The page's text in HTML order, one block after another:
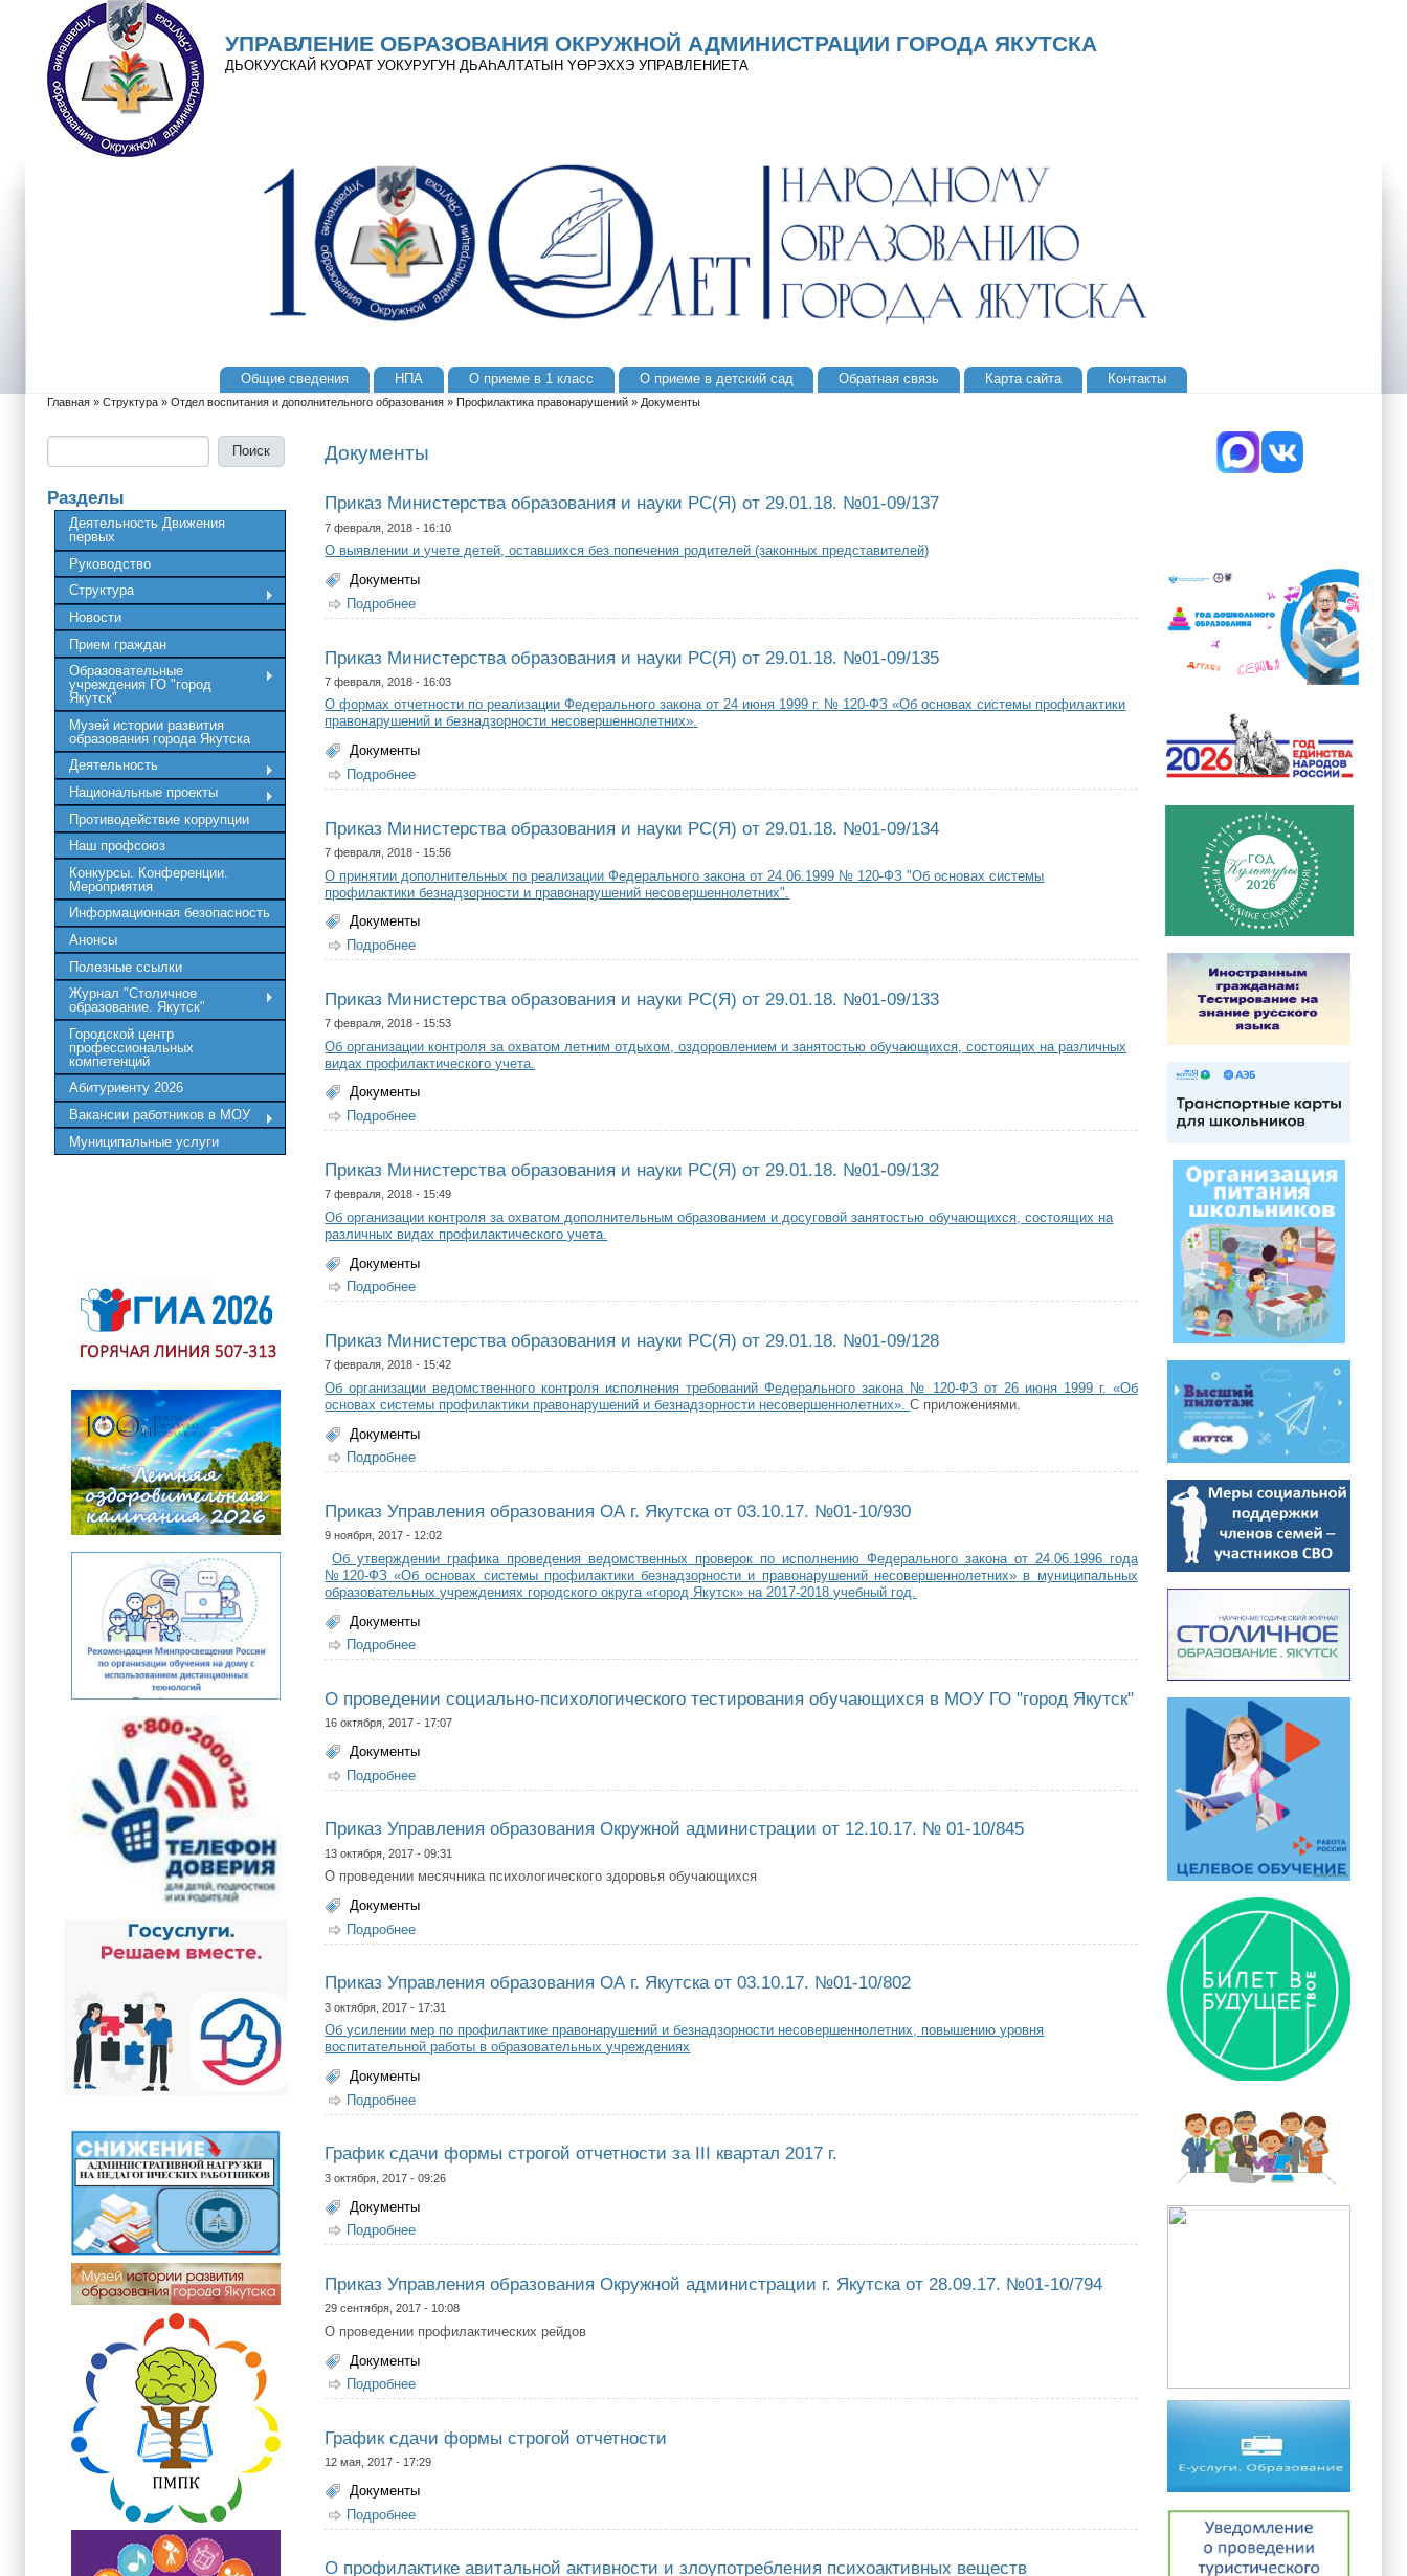
Перейти к основному содержанию
Skip to search
УПРАВЛЕНИЕ ОБРАЗОВАНИЯ ОКРУЖНОЙ АДМИНИСТРАЦИИ ГОРОДА ЯКУТСКА
ДЬОКУУСКАЙ КУОРАТ УОКУРУГУН ДЬАҺАЛТАТЫН YӨРЭХХЭ УПРАВЛЕНИЕТА
Общие сведения НПА О приеме в 1 класс О приеме в детский сад Обратная связь Карта сайта Контакты
Вы здесь
Главная » Структура » Отдел воспитания и дополнительного образования » Профилактика правонарушений » Документы
Разделы
Деятельность Движения
первых
Руководство
Структура
Новости
Прием граждан
Образовательные
учреждения ГО "город
Якутск"
Музей истории развития
образования города Якутска
Деятельность
Национальные проекты
Противодействие коррупции
Наш профсоюз
Конкурсы. Конференции.
Мероприятия
Информационная безопасность
Анонсы
Полезные ссылки
Журнал "Столичное
образование. Якутск"
Городской центр
профессиональных
компетенций
Абитуриенту 2026
Вакансии работников в МОУ
Муниципальные услуги
Документы
Приказ Министерства образования и науки РС(Я) от 29.01.18. №01-09/137
7 февраля, 2018 - 16:10
О выявлении и учете детей, оставшихся без попечения родителей (законных представителей)
Документы
Подробнее
Приказ Министерства образования и науки РС(Я) от 29.01.18. №01-09/135
7 февраля, 2018 - 16:03
О формах отчетности по реализации Федерального закона от 24 июня 1999 г. № 120-ФЗ «Об основах системы профилактики
правонарушений и безнадзорности несовершеннолетних».
Документы
Подробнее
Приказ Министерства образования и науки РС(Я) от 29.01.18. №01-09/134
7 февраля, 2018 - 15:56
О принятии дополнительных по реализации Федерального закона от 24.06.1999 № 120-ФЗ "Об основах системы
профилактики безнадзорности и правонарушений несовершеннолетних".
Документы
Подробнее
Приказ Министерства образования и науки РС(Я) от 29.01.18. №01-09/133
7 февраля, 2018 - 15:53
Об организации контроля за охватом летним отдыхом, оздоровлением и занятостью обучающихся, состоящих на различных
видах профилактического учета.
Документы
Подробнее
Приказ Министерства образования и науки РС(Я) от 29.01.18. №01-09/132
7 февраля, 2018 - 15:49
Об организации контроля за охватом дополнительным образованием и досуговой занятостью обучающихся, состоящих на
различных видах профилактического учета.
Документы
Подробнее
Приказ Министерства образования и науки РС(Я) от 29.01.18. №01-09/128
7 февраля, 2018 - 15:42
Об организации ведомственного контроля исполнения требований Федерального закона № 120-ФЗ от 26 июня 1999 г. «Об
основах системы профилактики правонарушений и безнадзорности несовершеннолетних».С приложениями.
Документы
Подробнее
Приказ Управления образования ОА г. Якутска от 03.10.17. №01-10/930
9 ноября, 2017 - 12:02
Об утверждении графика проведения ведомственных проверок по исполнению Федерального закона от 24.06.1996 года
№120-ФЗ «Об основах системы профилактики безнадзорности и правонарушений несовершеннолетних» в муниципальных
образовательных учреждениях городского округа «город Якутск» на 2017-2018 учебный год.
Документы
Подробнее
О проведении социально-психологического тестирования обучающихся в МОУ ГО "город Якутск"
16 октября, 2017 - 17:07
Документы
Подробнее
Приказ Управления образования Окружной администрации от 12.10.17. № 01-10/845
13 октября, 2017 - 09:31
О проведении месячника психологического здоровья обучающихся
Документы
Подробнее
Приказ Управления образования ОА г. Якутска от 03.10.17. №01-10/802
3 октября, 2017 - 17:31
Об усилении мер по профилактике правонарушений и безнадзорности несовершеннолетних, повышению уровня
воспитательной работы в образовательных учреждениях
Документы
Подробнее
График сдачи формы строгой отчетности за III квартал 2017 г.
3 октября, 2017 - 09:26
Документы
Подробнее
Приказ Управления образования Окружной администрации г. Якутска от 28.09.17. №01-10/794
29 сентября, 2017 - 10:08
О проведении профилактических рейдов
Документы
Подробнее
График сдачи формы строгой отчетности
12 мая, 2017 - 17:29
Документы
Подробнее
О профилактике авитальной активности и злоупотребления психоактивных веществ